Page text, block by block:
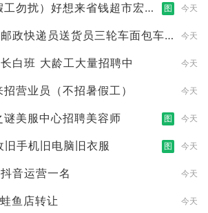
工勿扰）好想来省钱超市宏声
图 今天
政快递员送货员三轮车面包车
今天
白班 大龄工大量招聘中 今天
营业员（不招暑假工） 今天
谜美服中心招聘美容师 图 今天
旧手机旧电脑旧衣服 图 今天
音运营一名 今天
鱼店转让 今天